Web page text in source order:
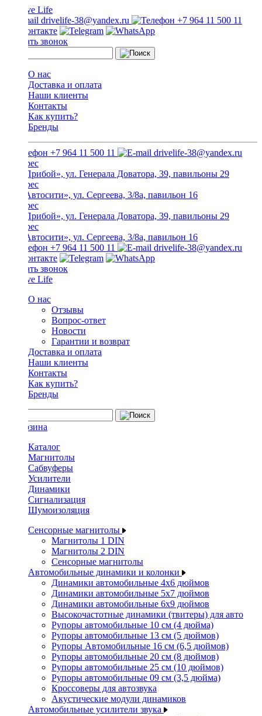
drivelife-38@yandex.ru +7 964 11 500 11
Заказать звонок
О нас
Доставка и оплата
Наши клиенты
Контакты
Как купить?
Бренды
+7 964 11 500 11 drivelife-38@yandex.ru
ТЦ «Прибой», ул. Генерала Доватора, 39, павильоны 29
ТЦ «Автосити», ул. Сергеева, 3/8а, павильон 16
ТЦ «Прибой», ул. Генерала Доватора, 39, павильоны 29
ТЦ «Автосити», ул. Сергеева, 3/8а, павильон 16
+7 964 11 500 11
drivelife-38@yandex.ru
Заказать звонок
О нас
Отзывы
Вопрос-ответ
Новости
Гарантии и возврат
Доставка и оплата
Наши клиенты
Контакты
Как купить?
Бренды
Каталог
Магнитолы
Сабвуферы
Усилители
Динамики
Сигнализация
Шумоизоляция
Сенсорные магнитолы
Магнитолы 1 DIN
Магнитолы 2 DIN
Сенсорные магнитолы
Автомобильные динамики и колонки
Динамики автомобильные 4x6 дюймов
Динамики автомобильные 5x7 дюймов
Динамики автомобильные 6x9 дюймов
Высокочастотные динамики (твитеры) для авто
Рупоры автомобильные 10 см (4 дюйма)
Рупоры автомобильные 13 см (5 дюймов)
Рупоры Автомобильные 16 см (6,5 дюймов)
Рупоры автомобильные 20 см (8 дюймов)
Рупоры автомобильные 25 см (10 дюймов)
Рупоры автомобильные 09 см (3,5 дюйма)
Кроссоверы для автозвука
Акустические модули динамиков
Автомобильные усилители звука